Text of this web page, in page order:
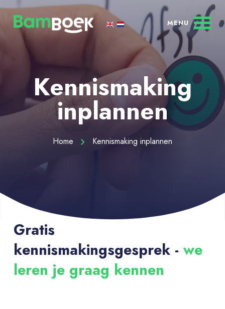
Kennismaking
inplannen
Home Kennismaking inplannen
Gratis
kennismakingsgesprek - we
leren je graag kennen